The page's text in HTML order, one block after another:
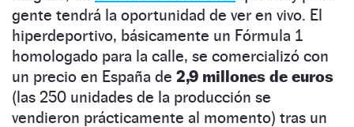
gente tendrá la oportunidad de ver en vivo. El
hiperdeportivo, básicamente un Fórmula 1
homologado para la calle, se comercializó con
un precio en España de 2,9 millones de euros
(las 250 unidades de la producción se
vendieron prácticamente al momento) tras un